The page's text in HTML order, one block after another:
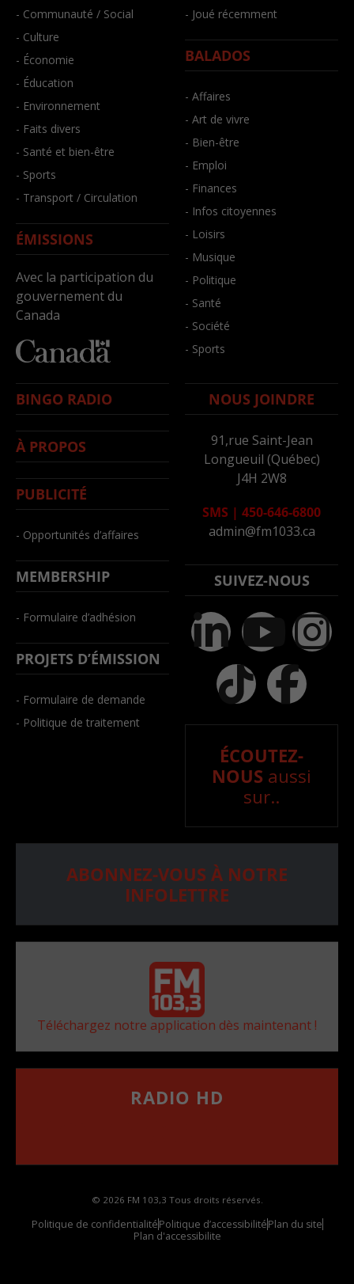
- Communauté / Social
- Culture
- Économie
- Éducation
- Environnement
- Faits divers
- Santé et bien-être
- Sports
- Transport / Circulation
ÉMISSIONS
Avec la participation du
gouvernement du
Canada
- Joué récemment
BALADOS
- Affaires
- Art de vivre
- Bien-être
- Emploi
- Finances
- Infos citoyennes
- Loisirs
- Musique
- Politique
- Santé
- Société
- Sports
BINGO RADIO
À PROPOS
PUBLICITÉ
- Opportunités d’affaires
MEMBERSHIP
- Formulaire d’adhésion
PROJETS D’ÉMISSION
- Formulaire de demande
- Politique de traitement
NOUS JOINDRE
91,rue Saint-Jean
Longueuil (Québec)
J4H 2W8
SMS | 450-646-6800
admin@fm1033.ca
SUIVEZ-NOUS
ÉCOUTEZ-
NOUS aussi
sur..
ABONNEZ-VOUS À NOTRE
INFOLETTRE
Téléchargez notre application dès maintenant !
RADIO HD
© 2026 FM 103,3 Tous droits réservés.
Politique de confidentialitéPolitique d’accessibilitéPlan du site
Plan d'accessibilite